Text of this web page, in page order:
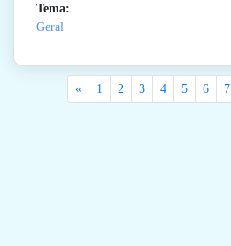
Tema:
Geral
« 1 2 3 4 5 6 7